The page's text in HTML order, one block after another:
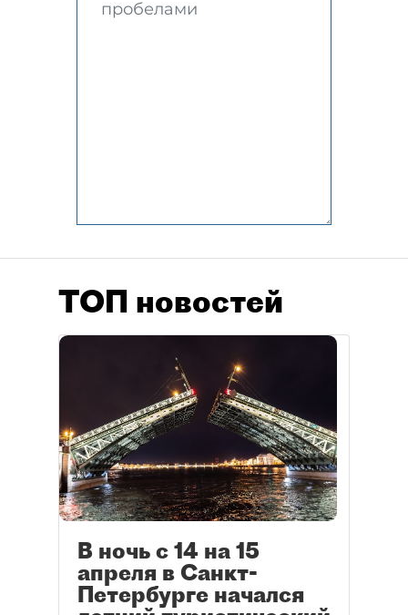
ТОП новостей
В ночь с 14 на 15
апреля в Санкт-
Петербурге начался